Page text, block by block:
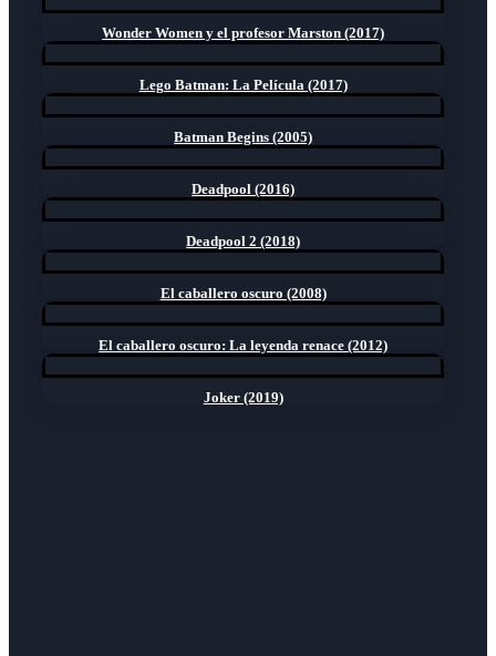
Wonder Women y el profesor Marston (2017)
Lego Batman: La Película (2017)
Batman Begins (2005)
Deadpool (2016)
Deadpool 2 (2018)
El caballero oscuro (2008)
El caballero oscuro: La leyenda renace (2012)
Joker (2019)